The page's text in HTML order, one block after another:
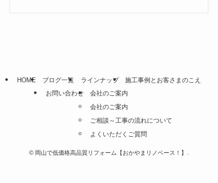
HOME ブログ一覧 ラインナップ
施工事例とお客さまのこえ
お問い合わせ
会社のご案内
会社のご案内
ご相談～工事の流れについて
よくいただくご質問
© 岡山で低価格高品質リフォーム【おかやまリノベース！】.